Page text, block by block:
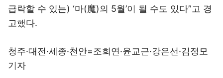
급락할 수 있는) ‘마(魔)의 5월’이 될 수도 있다”고 경
고했다.
청주·대전·세종·천안=조희연·윤교근·강은선·김정모
기자